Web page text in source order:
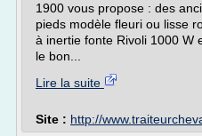
1900 vous propose : des
pieds modèle fleuri ou lisse
à inertie fonte Rivoli 1000 W
le bon...
Lire la suite
Site : http://